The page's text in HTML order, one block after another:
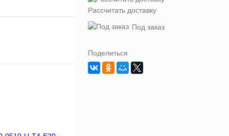
Рассчитать доставку
Под заказ
Поделиться